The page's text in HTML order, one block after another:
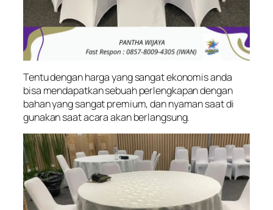
Tentu dengan harga yang sangat ekonomis anda
bisa mendapatkan sebuah perlengkapan dengan
bahan yang sangat premium, dan nyaman saat di
gunakan saat acara akan berlangsung.